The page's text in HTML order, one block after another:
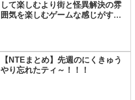
して楽しむより街と怪異解決の雰
囲気を楽しむゲームな感じがする
【NTEまとめ】先週のにくきゅう
やり忘れたティ～！！！